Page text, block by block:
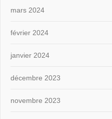
mars 2024
février 2024
janvier 2024
décembre 2023
novembre 2023